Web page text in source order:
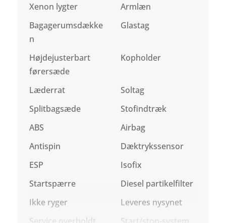
Xenon lygter
Armlæn
Bagagerumsdække
n
Glastag
Højdejusterbart
førersæde
Kopholder
Læderrat
Soltag
Splitbagsæde
Stofindtræk
ABS
Airbag
Antispin
Dæktrykssensor
ESP
Isofix
Startspærre
Diesel partikelfilter
Ikke ryger
Leveres nysynet